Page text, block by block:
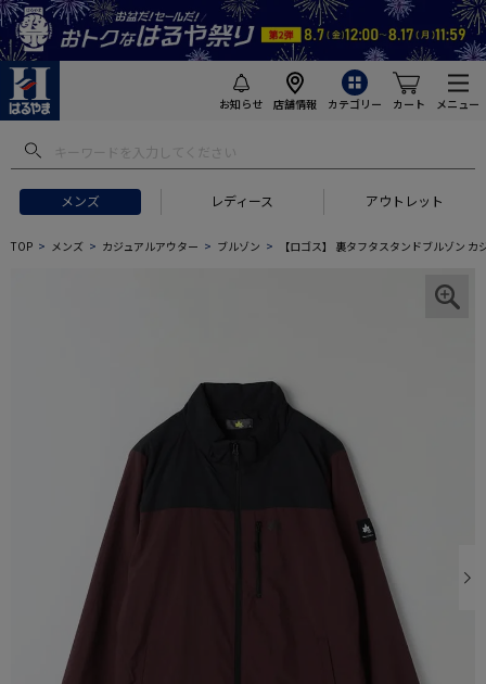
お知らせ 店舗情報 カテゴリー カート メニュー
メンズ レディース アウトレット
TOP メンズ カジュアルアウター ブルゾン 【ロゴス】 裏タフタスタンドブルゾン